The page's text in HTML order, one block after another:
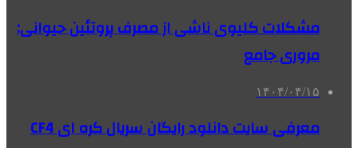
مشکلات کلیوی ناشی از مصرف پروتئین حیوانی:
مروری جامع
۱۴۰۴/۰۴/۱۵
معرفی سایت دانلود رایگان سریال کره ای CF4